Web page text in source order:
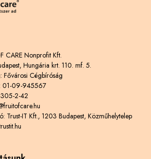
CARE Nonprofit Kft.
Hungária krt. 110. mf. 5.
Fővárosi Cégbíróság
01-09-945567
2-42
Trust-IT Kft., 1203 Budapest, Közműhelytelep